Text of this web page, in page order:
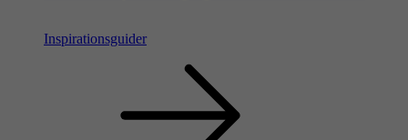
Inspirationsguider